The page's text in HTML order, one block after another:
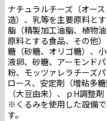
ナチュラルチーズ（オー
造）、乳等を主要原料と
脂（精製加工油脂、植物
原料とする食品、その他
糖（砂糖、オリゴ糖）、小
液卵、砂糖、アーモンド
粉、モッツァレラチーズ
ロース、安定剤（増粘多
（大豆由来）、ｐH調整剤
※くるみを使用した設備
す。